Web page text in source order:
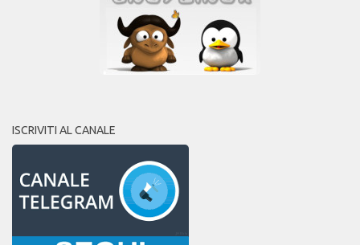
ISCRIVITI AL CANALE